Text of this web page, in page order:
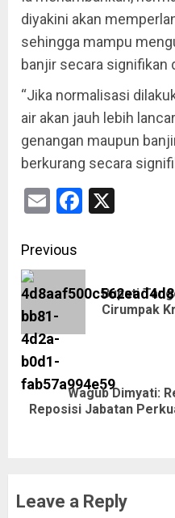
diyakini akan
sehingga mampu
banjir secara signifikan
“Jika normalisasi
air akan jauh lebih
genangan maupun
berkurang secara
EmailFacebook
Previous
Bupati
Cirumpak
Wagub Dimyati:
Reposisi Jabatan
Leave a Reply